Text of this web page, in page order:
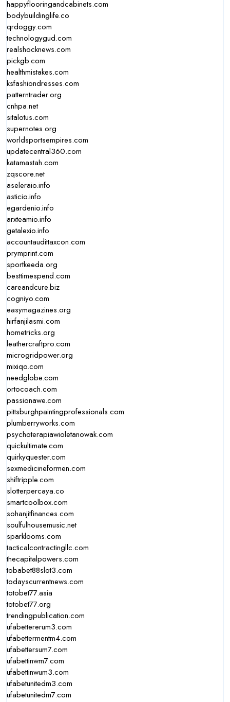
happyflooringandcabinets.com
bodybuildinglife.co
qrdoggy.com
technologygud.com
realshocknews.com
pickgb.com
healthmistakes.com
ksfashiondresses.com
patterntrader.org
cnhpa.net
sitalotus.com
supernotes.org
worldsportsempires.com
updatecentral360.com
katamastah.com
zqscore.net
aseleraio.info
asticio.info
egardenio.info
arxteamio.info
getalexio.info
accountaudittaxcon.com
prymprint.com
sportkeeda.org
besttimespend.com
careandcure.biz
cogniyo.com
easymagazines.org
hirfanjilasmi.com
hometricks.org
leathercraftpro.com
microgridpower.org
mixiqo.com
needglobe.com
ortocoach.com
passionawe.com
pittsburghpaintingprofessionals.com
plumberryworks.com
psychoterapiawioletanowak.com
quickultimate.com
quirkyquester.com
sexmedicineformen.com
shiftripple.com
slotterpercaya.co
smartcoolbox.com
sohanjitfinances.com
soulfulhousemusic.net
sparklooms.com
tacticalcontractingllc.com
thecapitalpowers.com
tobabet88slot3.com
todayscurrentnews.com
totobet77.asia
totobet77.org
trendingpublication.com
ufabettererum3.com
ufabettermentm4.com
ufabettersum7.com
ufabettinwm7.com
ufabettinwum3.com
ufabetunitedm3.com
ufabetunitedm7.com